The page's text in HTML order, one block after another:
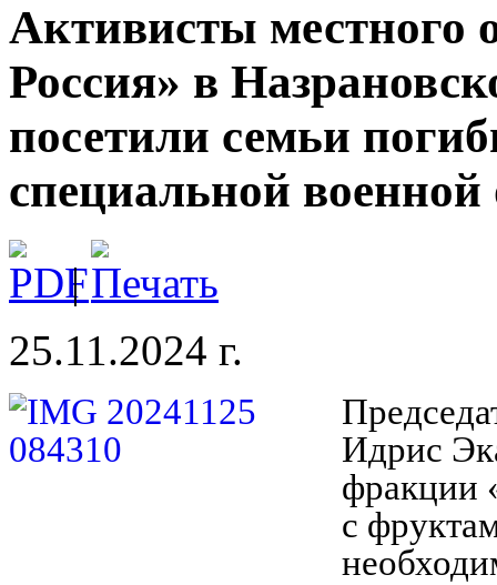
️Активисты местного
Россия» в
посетили семьи
специальной
|
25.11.2024 г.
Идрис
фракции
с